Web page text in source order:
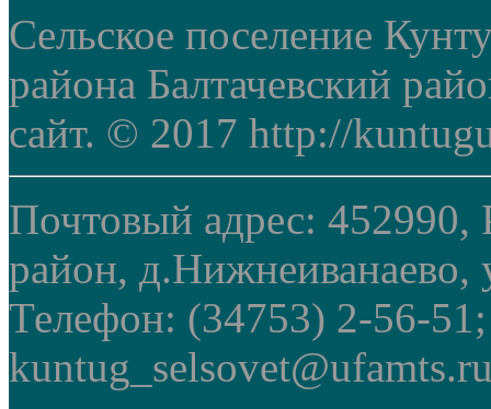
Сельское поселение
района Балтачевский
сайт. © 2017 http://
Почтовый адрес: 452990,
район, д.Нижнеиванаево,
Телефон: (34753) 2-56-